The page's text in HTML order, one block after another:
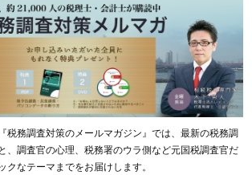
税務調査対策のメールマガジン』では、最新の税務調
、調査官の心理、税務署のウラ側など元国税調査官だ
クなテーマまでをお届けします。